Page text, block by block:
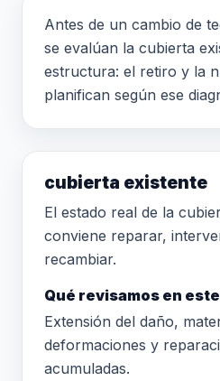
Antes de un cambio de
se evalúan la cubierta
estructura: el retiro y la
planifican según ese
cubierta existente
El estado real de la
conviene reparar,
recambiar.
Qué revisamos en
Extensión del daño,
deformaciones y
acumuladas.